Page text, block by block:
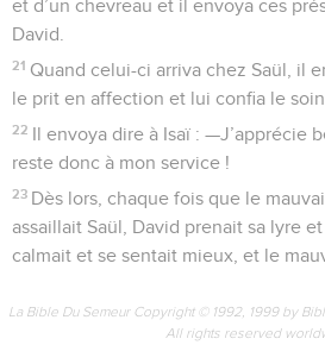
et d’un chevreau et il envoya ces
David.
21 Quand celui-ci arriva chez Saül, il
le prit en affection et lui confia le soin
22 Il envoya dire à Isaï : —J’apprécie
reste donc à mon service !
23 Dès lors, chaque fois que le
assaillait Saül, David prenait sa lyre
calmait et se sentait mieux, et le
La Bible Du Semeur Copyright © 1992, 1999 by
All rights reserved